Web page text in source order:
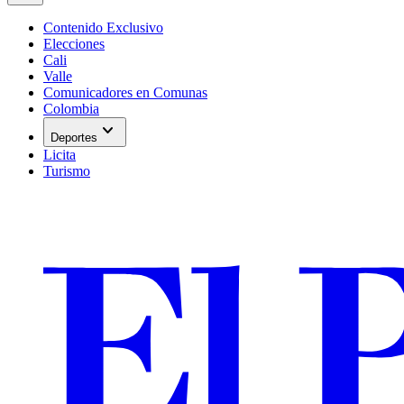
Contenido Exclusivo
Elecciones
Cali
Valle
Comunicadores en Comunas
Colombia
Deportes expand_more
Licita
Turismo